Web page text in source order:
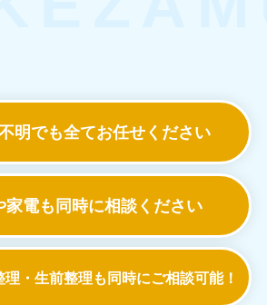
明でも全てお任せください
家電も同時に相談ください
・生前整理も同時にご相談可能！